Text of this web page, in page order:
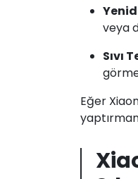
veya
Sıvı
Eğer